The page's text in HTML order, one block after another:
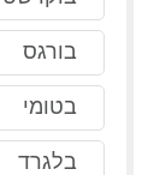
בורגס
בטומי
בלגרד